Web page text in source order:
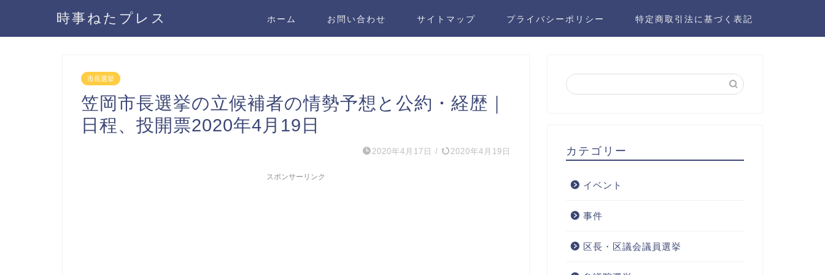
時事ねたプレス ホーム お問い合わせ サイトマップ プライバシーポリシー 特定商取引法に基づく表記
市長選挙
笠岡市長選挙の立候補者の情勢予想と公約・経歴｜
日程、投開票2020年4月19日
2020年4月17日 / 2020年4月19日
スポンサーリンク
カテゴリー
イベント
事件
区長・区議会議員選挙